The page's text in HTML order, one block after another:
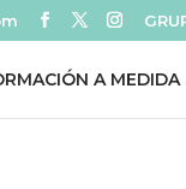
A MEDIDA